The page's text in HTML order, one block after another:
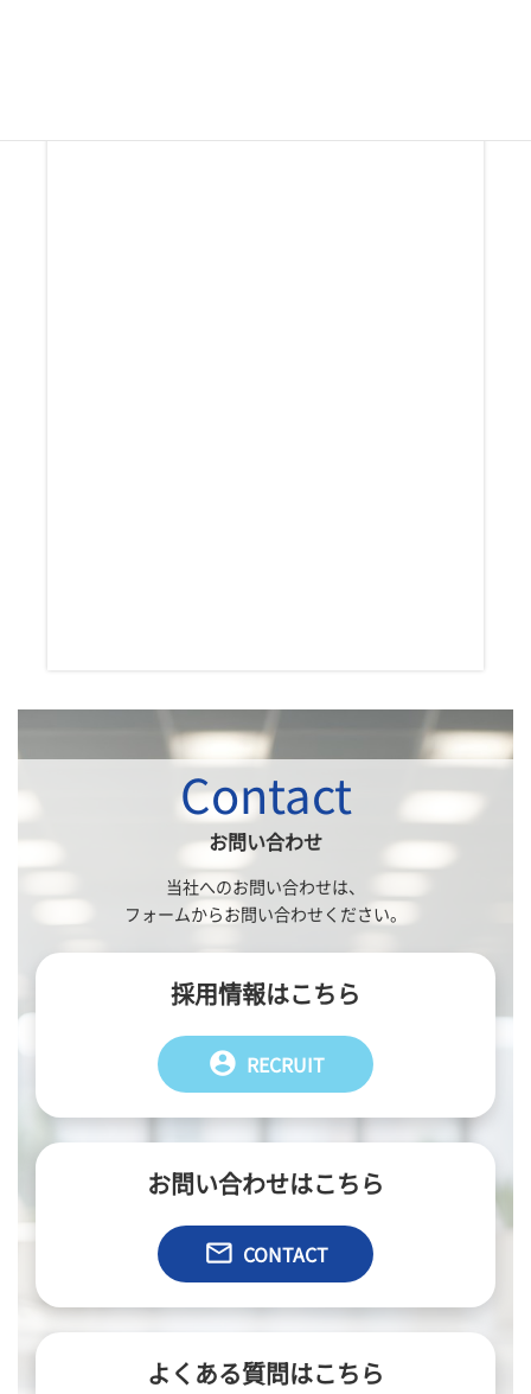
お問い合わせ
Contact
当社へのお問い合わせは、
フォームからお問い合わせください。
採用情報はこちら
account_circle RECRUIT
お問い合わせはこちら
email CONTACT
よくある質問はこちら